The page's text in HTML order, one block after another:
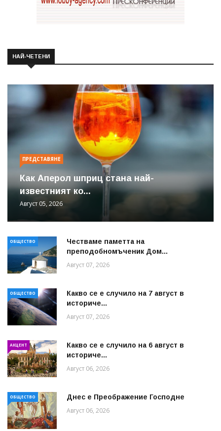
НАЙ-ЧЕТЕНИ
ПРЕДСТАВЯНЕ
Как Аперол шприц стана най-
известният ко...
Август 05, 2026
ОБЩЕСТВО
Честваме паметта на
преподобномъченик Дом...
Август 07, 2026
ОБЩЕСТВО
Какво се е случило на 7 август в
историче...
Август 07, 2026
АКЦЕНТ
Какво се е случило на 6 август в
историче...
Август 06, 2026
ОБЩЕСТВО Днес е Преображение Господне
Август 06, 2026